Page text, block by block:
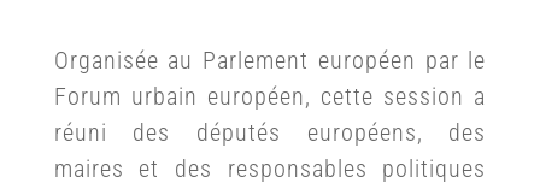
Organisée au Parlement européen par le
Forum urbain européen, cette session a
réuni des députés européens, des
maires et des responsables politiques